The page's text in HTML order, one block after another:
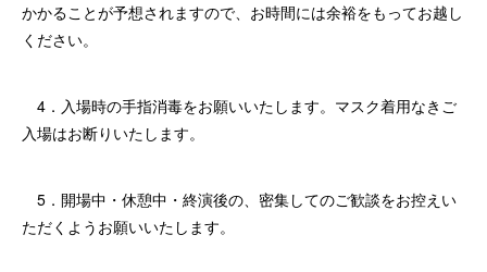
かかることが予想されますので、お時間には余裕をもってお越し
ください。
4．入場時の手指消毒をお願いいたします。マスク着用なきご
入場はお断りいたします。
5．開場中・休憩中・終演後の、密集してのご歓談をお控えい
ただくようお願いいたします。